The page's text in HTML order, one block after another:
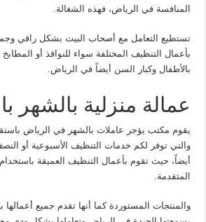
المنافسة في الرياض، فهذه الشغالة.
تستطيع التعامل مع أصحاب البيت بشكل راقي
بأعمال التنظيف المختلفة سواء للنوافذ أو المطابخ
بالأطفال وكبار السن أيضاً في الرياض.
عمالة منزلية بالشهر
يقوم مكتب يؤجر عاملات بالشهر في الرياض
والتي توفر لكم خدمات التنظيف الأسبوعية أو
أيضاً، حيث تقوم بأعمال التنظيف العميقة
المتقدمة.
والمنتجات المستوردة كما أنها تقدم جميع أعمالها